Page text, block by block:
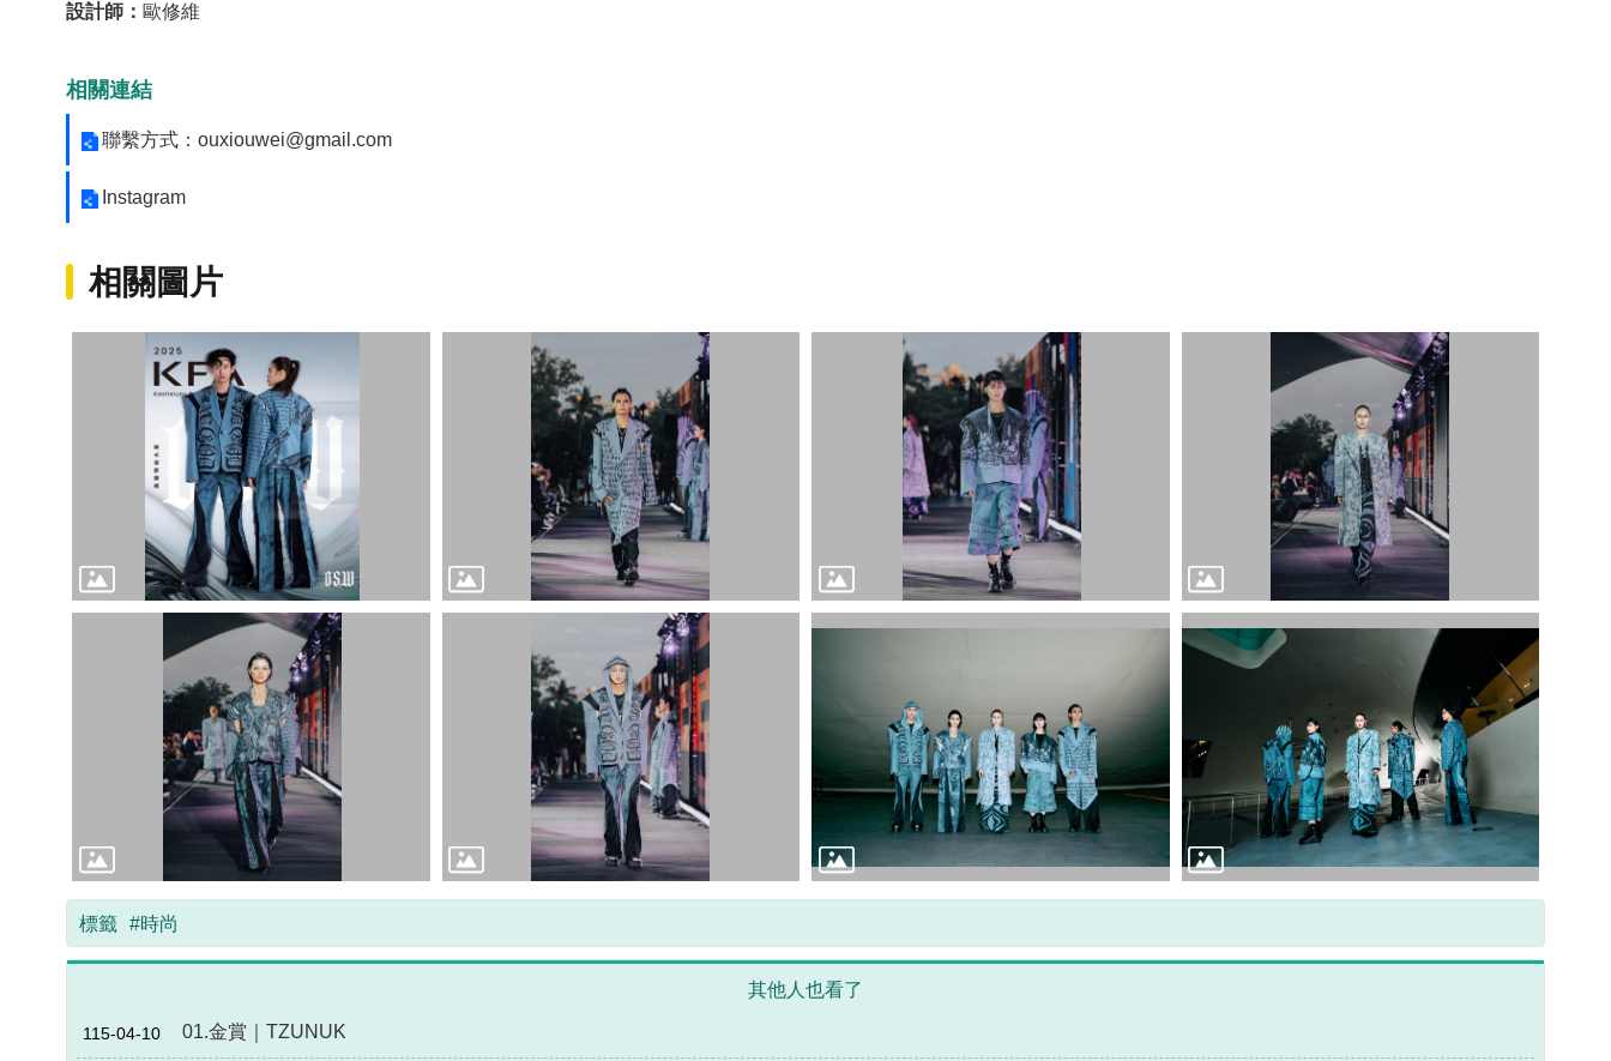
設計師： 歐修維
相關連結
聯繫方式：ouxiouwei@gmail.com
Instagram
相關圖片
標籤 #時尚
其他人也看了
115-04-10 01.金賞｜TZUNUK